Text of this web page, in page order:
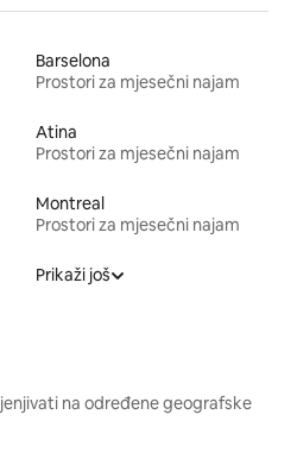
Barselona
Prostori za mjesečni najam
Atina
Prostori za mjesečni najam
Montreal
Prostori za mjesečni najam
Prikaži još
na određene geografske